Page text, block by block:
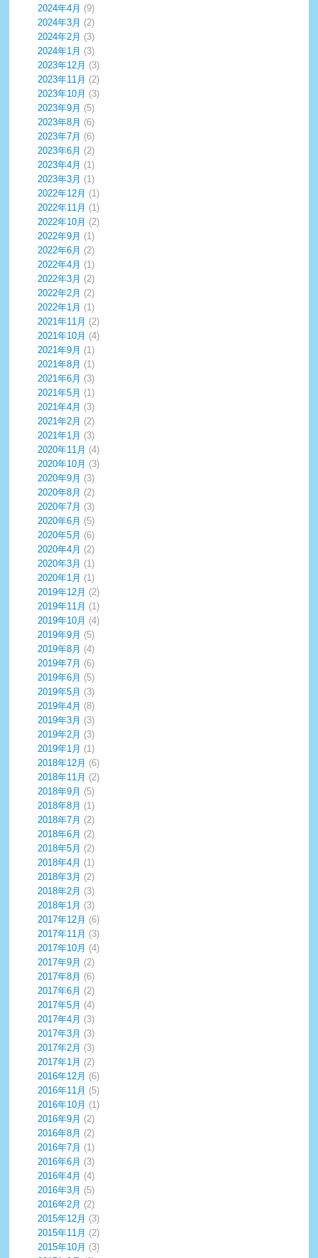
2024年4月 (9)
2024年3月 (2)
2024年2月 (3)
2024年1月 (3)
2023年12月 (3)
2023年11月 (2)
2023年10月 (3)
2023年9月 (5)
2023年8月 (6)
2023年7月 (6)
2023年6月 (2)
2023年4月 (1)
2023年3月 (1)
2022年12月 (1)
2022年11月 (1)
2022年10月 (2)
2022年9月 (1)
2022年6月 (2)
2022年4月 (1)
2022年3月 (2)
2022年2月 (2)
2022年1月 (1)
2021年11月 (2)
2021年10月 (4)
2021年9月 (1)
2021年8月 (1)
2021年6月 (3)
2021年5月 (1)
2021年4月 (3)
2021年2月 (2)
2021年1月 (3)
2020年11月 (4)
2020年10月 (3)
2020年9月 (3)
2020年8月 (2)
2020年7月 (3)
2020年6月 (5)
2020年5月 (6)
2020年4月 (2)
2020年3月 (1)
2020年1月 (1)
2019年12月 (2)
2019年11月 (1)
2019年10月 (4)
2019年9月 (5)
2019年8月 (4)
2019年7月 (6)
2019年6月 (5)
2019年5月 (3)
2019年4月 (8)
2019年3月 (3)
2019年2月 (3)
2019年1月 (1)
2018年12月 (6)
2018年11月 (2)
2018年9月 (5)
2018年8月 (1)
2018年7月 (2)
2018年6月 (2)
2018年5月 (2)
2018年4月 (1)
2018年3月 (2)
2018年2月 (3)
2018年1月 (3)
2017年12月 (6)
2017年11月 (3)
2017年10月 (4)
2017年9月 (2)
2017年8月 (6)
2017年6月 (2)
2017年5月 (4)
2017年4月 (3)
2017年3月 (3)
2017年2月 (3)
2017年1月 (2)
2016年12月 (6)
2016年11月 (5)
2016年10月 (1)
2016年9月 (2)
2016年8月 (2)
2016年7月 (1)
2016年6月 (3)
2016年4月 (4)
2016年3月 (5)
2016年2月 (2)
2015年12月 (3)
2015年11月 (2)
2015年10月 (3)